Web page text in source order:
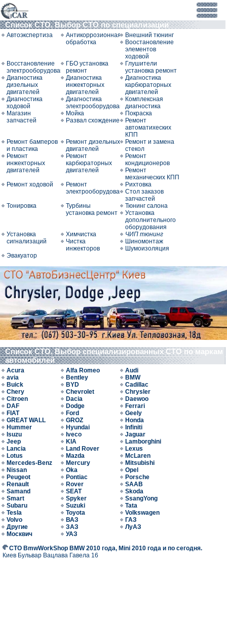
Список СТО. Выбор СТО по специализации
Автоэкспертиза
Антикоррозионная
обработка
Внешний тюнинг
Воостановление
элементов
ходовой
Восстановление
электрооборудования
ГБО установка
ремонт
Глушители
установка ремонт
Диагностика
дизельных
двигателей
Диагностика
инжекторных
двигателей
Диагностика
карбюраторных
двигателей
Диагностика
ходовой
Диагностика
электрооборудования
Комплексная
диагностика
Магазин
запчастей
Мойка
Покраска
Развал схождение
Ремонт
автоматихеских
КПП
Ремонт бамперов
и пластика
Ремонт дизельных
двигателей
Ремонт и замена
стекол
Ремонт
инжекторных
двигателей
Ремонт
карбюраторных
двигателей
Ремонт
кондиционеров
Ремонт
механических КПП
Ремонт ходовой
Ремонт
электрооборудования
Рихтовка
Стол заказов
запчастей
Тонировка
Турбины
установка ремонт
Тюнинг салона
Установка
дополнительного
оборудования
Установка
сигнализаций
Химчистка
ЧИП тюнинг
Чистка
инжекторов
Шиномонтаж
Шумоизоляция
Эвакуатор
Список СТО. Выбор специализированных СТО по маркам
автомобилей
Acura Alfa Romeo
Audi
avia
Bentley
BMW
Buick
BYD
Cadillac
Chery
Chevrolet
Chrysler
Citroen
Dacia
Daewoo
DAF
Dodge
Ferrari
FIAT
Ford
Geely
GREAT WALL
GROZ
Honda
Hummer
Hyundai
Infiniti
Isuzu
Iveco
Jaguar
Jeep
KIA
Lamborghini
Lancia
Land Rover
Lexus
Lotus
Mazda
McLaren
Mercedes-Benz
Mercury
Mitsubishi
Nissan
Oka
Opel
Peugeot
Pontiac
Porsche
Renault
Rover
SAAB
Samand
SEAT
Skoda
Smart
Spyker
SsangYong
Subaru
Suzuki
Tata
Tesla
Toyota
Volkswagen
Volvo
ВАЗ
ГАЗ
Другие
ЗАЗ
ЛуАЗ
Москвич
УАЗ
СТО BmwWorkShop BMW 2010 года, Mini 2010 года и по сегодня.
Киев Бульвар Вацлава Гавела 16